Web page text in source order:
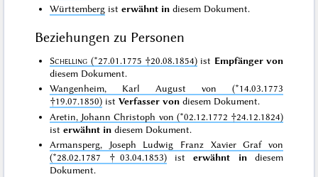
Württemberg isterwähnt in diesem Dokument.
Beziehungen zu Personen
Schelling (*27.01.1775 †20.08.1854) ist Empfänger von
diesem Dokument.
Wangenheim, Karl August von (*14.03.1773
†19.07.1850) istVerfasser von diesem Dokument.
Aretin, Johann Christoph von (*02.12.1772 †24.12.1824)
isterwähnt in diesem Dokument.
Armansperg, Joseph Ludwig Franz Xavier Graf von
(*28.02.1787 †03.04.1853)isterwähnt indiesem
Dokument.